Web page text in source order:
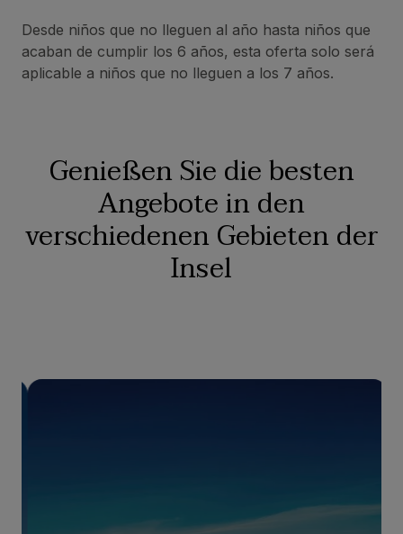
Desde niños que no lleguen al año hasta niños que
acaban de cumplir los 6 años, esta oferta solo será
aplicable a niños que no lleguen a los 7 años.
Genießen Sie die besten
Angebote in den
verschiedenen Gebieten der
Insel
MASPALOMAS